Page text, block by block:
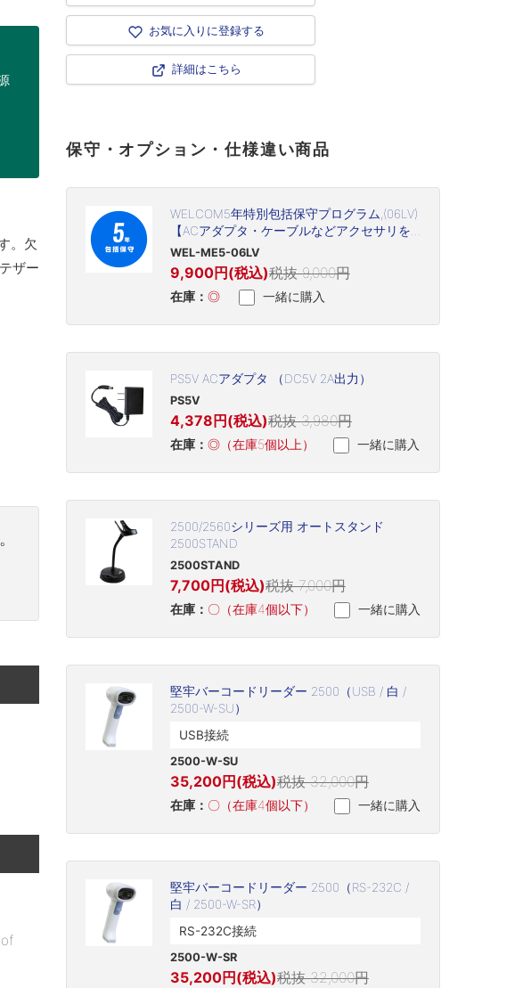
。欠
ザー
保守・オプション・仕様違い商品
WELCOM5年特別包括保守プログラム,(06LV)
【ACアダプタ・ケーブルなどアクセサリを
含む(但し、プリントヘッド・プラテン・バ
ッテリなど消耗品は除く)】
WEL-ME5-06LV
9,900円(税込)税抜 9,000円
在庫： ◎ 一緒に購入
PS5V ACアダプタ （DC5V 2A出力）
PS5V
4,378円(税込)税抜 3,980円
在庫： ◎（在庫5個以上） 一緒に購入
2500/2560シリーズ用 オートスタンド
2500STAND
2500STAND
7,700円(税込)税抜 7,000円
在庫： 〇（在庫4個以下） 一緒に購入
堅牢バーコードリーダー 2500（USB / 白 /
2500-W-SU）
USB接続
2500-W-SU
35,200円(税込)税抜 32,000円
在庫： 〇（在庫4個以下） 一緒に購入
堅牢バーコードリーダー 2500（RS-232C /
白 / 2500-W-SR）
RS-232C接続
2500-W-SR
35,200円(税込)税抜 32,000円
お気に入りに登録する
詳細はこちら